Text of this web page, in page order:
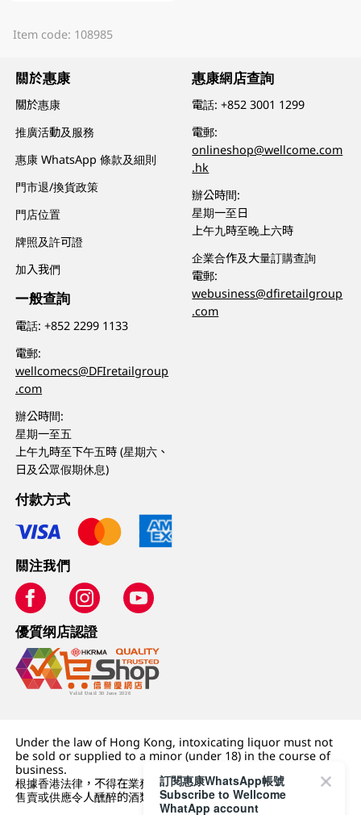
Item code: 108985
關於惠康
關於惠康
推廣活動及服務
惠康 WhatsApp 條款及細則
門市退/換貨政策
門店位置
牌照及許可證
加入我們
一般查詢
電話:+852 2299 1133
電郵:
wellcomecs@DFIretailgroup
.com
辦公時間:
星期一至五
上午九時至下午五時 (星期六、
日及公眾假期休息)
惠康網店查詢
電話:+852 3001 1299
電郵:
onlineshop@wellcome.com
.hk
辦公時間:
星期一至日
上午九時至晚上六時
企業合作及大量訂購查詢
電郵:
webusiness@dfiretailgroup
.com
付款方式
關注我們
優質纲店認證
Under the law of Hong Kong, intoxicating liquor must not
be sold or supplied to a minor (under 18) in the course of
business.
根據香港法律，不得在業務過程中，向未成年人 (18 歲以下人士)
售賣或供應令人醺醉的酒類。
訂閱惠康WhatsApp帳號
Subscribe to Wellcome
WhatApp account